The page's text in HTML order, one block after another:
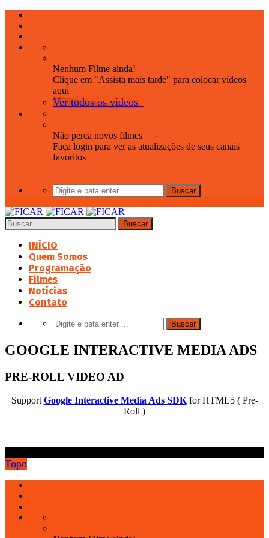
Nenhum Filme ainda!
Clique em "Assista mais tarde" para colocar vídeos
aqui
Ver todos os vídeos
Não perca novos filmes
Faça login para ver as atualizações de seus canais
favoritos
INÍCIO
Quem Somos
Programação
Filmes
Notícias
Contato
GOOGLE INTERACTIVE MEDIA ADS
PRE-ROLL VIDEO AD
Support Google Interactive Media Ads SDKfor HTML5 ( Pre-
Roll )
Topo